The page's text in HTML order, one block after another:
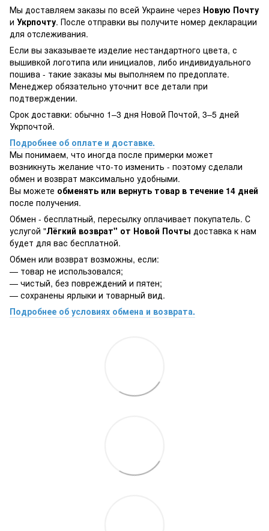
Мы доставляем заказы по всей Украине через Новую Почту
и Укрпочту. После отправки вы получите номер декларации
для отслеживания.
Если вы заказываете изделие нестандартного цвета, с
вышивкой логотипа или инициалов, либо индивидуального
пошива - такие заказы мы выполняем по предоплате.
Менеджер обязательно уточнит все детали при
подтверждении.
Срок доставки: обычно 1–3 дня Новой Почтой, 3–5 дней
Укрпочтой.
Подробнее об оплате и доставке.
Мы понимаем, что иногда после примерки может
возникнуть желание что-то изменить - поэтому сделали
обмен и возврат максимально удобными.
Вы можете обменять или вернуть товар в течение 14 дней
после получения.
Обмен - бесплатный, пересылку оплачивает покупатель. С
услугой "Лёгкий возврат" от Новой Почты доставка к нам
будет для вас бесплатной.
Обмен или возврат возможны, если:
— товар не использовался;
— чистый, без повреждений и пятен;
— сохранены ярлыки и товарный вид.
Подробнее об условиях обмена и возврата.